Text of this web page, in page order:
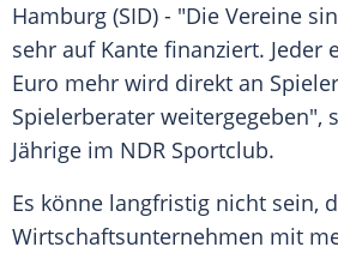
Hamburg (SID) - "Die Vereine
sehr auf Kante finanziert. Jeder
Euro mehr wird direkt an
Spielerberater weitergegeben",
Jährige im NDR Sportclub.
Es könne langfristig nicht sein,
Wirtschaftsunternehmen mit